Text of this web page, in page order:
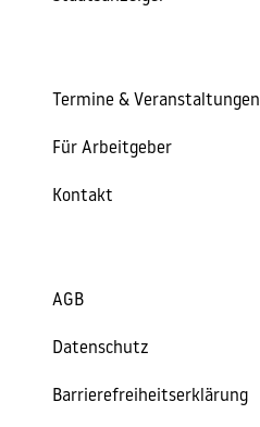
Termine & Veranstaltungen
Für Arbeitgeber
Kontakt
AGB
Datenschutz
Barrierefreiheitserklärung